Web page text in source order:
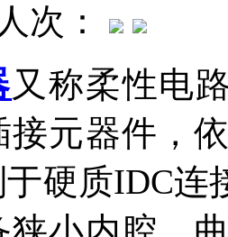
次：
又称柔性电
接元器件，
硬质IDC连